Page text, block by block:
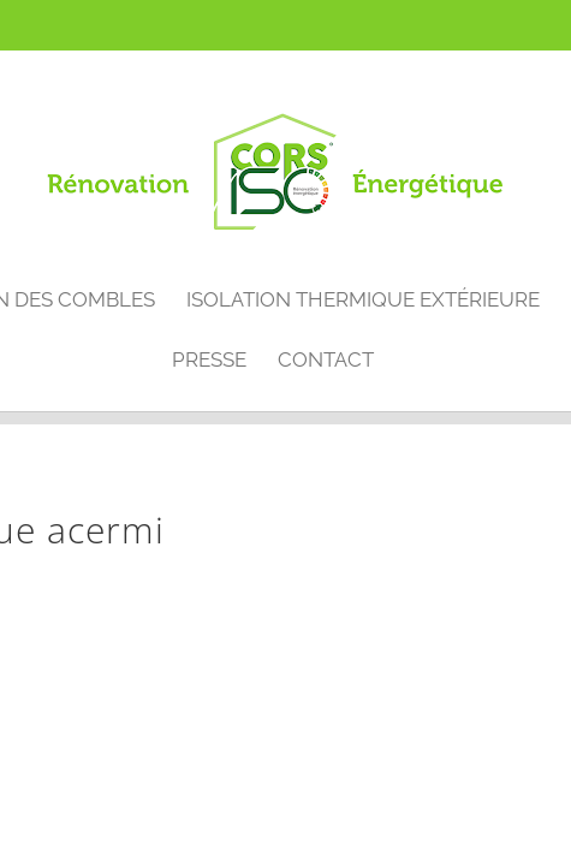
DES COMBLES ISOLATION THERMIQUE EXTÉRIEURE
PRESSE CONTACT
acermi